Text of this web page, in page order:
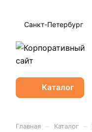
Санкт-Петербург
Каталог
Главная Каталог